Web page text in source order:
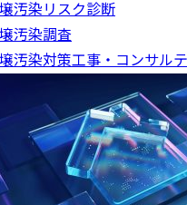
汚染リスク診断
汚染調査
汚染対策工事・コンサル